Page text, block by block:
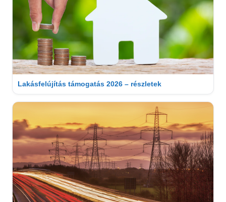
Lakásfelújítás támogatás 2026 – részletek